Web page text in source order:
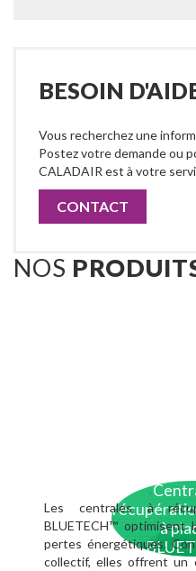
BESOIN
Vous recherchez une
Postez votre demande ou
CALADAIR est à votre
CONTACT
NOS
à
Les centrales à
BLUETECH™
pertes énergétiques.
collectif, elles offrent un